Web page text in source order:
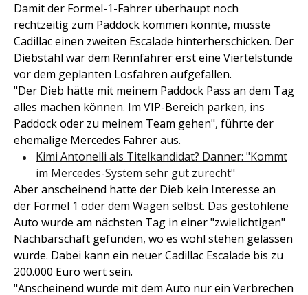
Damit der Formel-1-Fahrer überhaupt noch
rechtzeitig zum Paddock kommen konnte, musste
Cadillac einen zweiten Escalade hinterherschicken. Der
Diebstahl war dem Rennfahrer erst eine Viertelstunde
vor dem geplanten Losfahren aufgefallen.
"Der Dieb hätte mit meinem Paddock Pass an dem Tag
alles machen können. Im VIP-Bereich parken, ins
Paddock oder zu meinem Team gehen", führte der
ehemalige Mercedes Fahrer aus.
Kimi Antonelli als Titelkandidat? Danner: "Kommt
im Mercedes-System sehr gut zurecht"
Aber anscheinend hatte der Dieb kein Interesse an
der Formel 1 oder dem Wagen selbst. Das gestohlene
Auto wurde am nächsten Tag in einer "zwielichtigen"
Nachbarschaft gefunden, wo es wohl stehen gelassen
wurde. Dabei kann ein neuer Cadillac Escalade bis zu
200.000 Euro wert sein.
"Anscheinend wurde mit dem Auto nur ein Verbrechen